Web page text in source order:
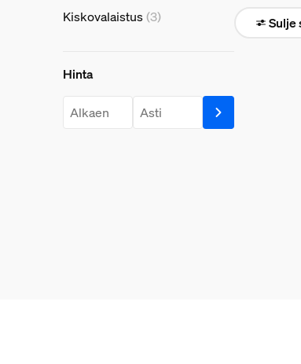
Kiskovalaistus (3)
Hinta
Hinta
price.from.label price.to.label
Sulje